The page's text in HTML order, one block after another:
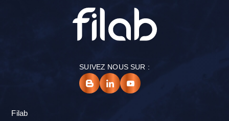
SUIVEZ NOUS SUR :
Filab